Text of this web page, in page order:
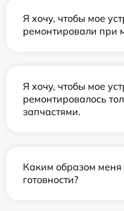
Я хочу, чтобы мое
ремонтировали при
Я хочу, чтобы мое
ремонтировалось
запчастями.
Каким образом меня
готовности?